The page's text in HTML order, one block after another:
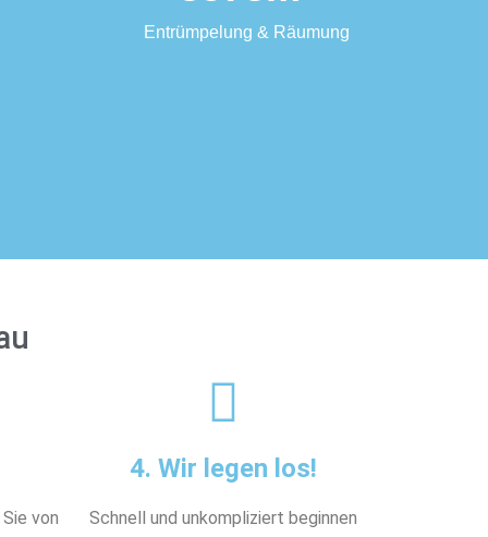
Entrümpelung & Räumung
von
4. Wir legen los!
Schnell und unkompliziert beginnen